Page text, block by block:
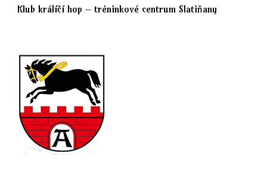
Klub králíčí hop – tréninkové centrum Slatiňany